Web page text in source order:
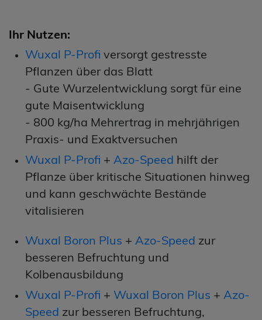
Ihr Nutzen:
Wuxal P-Profi versorgt gestresste
Pflanzen über das Blatt
- Gute Wurzelentwicklung sorgt für eine
gute Maisentwicklung
- 800 kg/ha Mehrertrag in mehrjährigen
Praxis- und Exaktversuchen
Wuxal P-Profi + Azo-Speed hilft der
Pflanze über kritische Situationen hinweg
und kann geschwächte Bestände
vitalisieren
Wuxal Boron Plus + Azo-Speed zur
besseren Befruchtung und
Kolbenausbildung
Wuxal P-Profi + Wuxal Boron Plus + Azo-
Speed zur besseren Befruchtung,